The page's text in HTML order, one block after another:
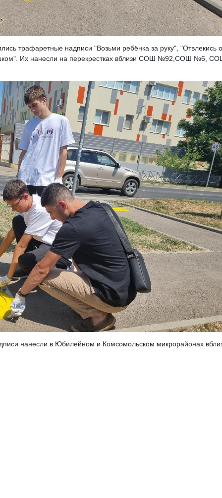
трафаретные надписи "Возьми ребёнка за руку", "Отвлекись
Их нанесли на перекрестках вблизи СОШ №92,СОШ №6,
нанесли в Юбилейном и Комсомольском микрорайонах